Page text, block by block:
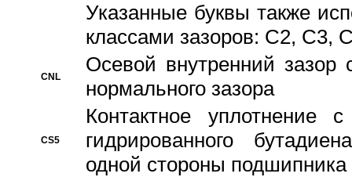
Указанные буквы также
классами зазоров: С2,
CNL
Осевой внутренний зазор
нормального зазора
CS5
Контактное уплотнение
гидрированного
одной стороны подшипника